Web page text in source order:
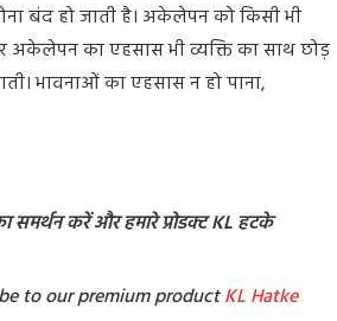
बंद हो जाती है। अकेलेपन को किसी भी
अकेलेपन का एहसास भी व्यक्ति का साथ छोड़
भावनाओं का एहसास न हो पाना,
समर्थन करें और हमारे प्रोडक्ट KL हटके
to our premium productKL Hatke